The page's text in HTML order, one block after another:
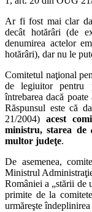
Ar fi fost mai clar
decât hotărâri (de
denumirea actelor
hotărâri), dar nu le
Comitetul naţional
de legiuitor pentru
întrebarea dacă
Răspunsul este că
21/2004) acest
ministru, starea de
multor judeţe.
De asemenea,
Ministrul
României a „stării de
primite de la
urmăreşte